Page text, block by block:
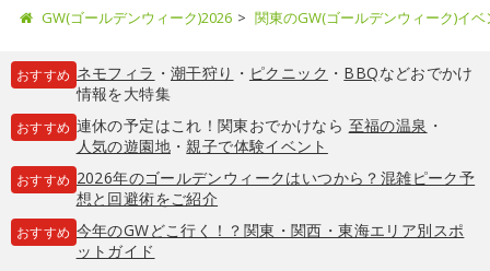
GW(ゴールデンウィーク)2026 関東のGW(ゴールデンウィーク)イ
おすすめ ネモフィラ ・ 潮干狩り ・ ピクニック ・ BBQなどおでかけ
情報を大特集
おすすめ 連休の予定はこれ！関東おでかけなら 至福の温泉 ・
人気の遊園地・親子で体験イベント
おすすめ 2026年のゴールデンウィークはいつから？混雑ピーク予
想と回避術をご紹介
おすすめ 今年のGWどこ行く！？関東・関西・東海エリア別スポ
ットガイド